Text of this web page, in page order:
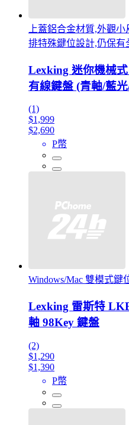
上蓋鋁合金材質,外觀
排特殊鍵位設計,仍保有
Lexking 迷你機械
有線鍵盤 (青軸/藍
(1)
$1,999
$2,690
P幣
Windows/Mac 雙模式鍵
Lexking 雷斯特
軸 98Key 鍵盤
(2)
$1,290
$1,390
P幣